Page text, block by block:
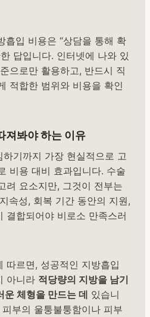
흡입 비용은 “상담을 통해 확
답입니다. 인터넷에 나와 있
으로만 활용하고, 반드시 직
적합한 범위와 비용을 확인
져봐야 하는 이유
기까지 가장 현실적으로 고
비용 대비 효과입니다. 수술
려 요소지만, 그것이 전부는
속성, 회복 기간 동안의 지원,
결합되어야 비로소 만족스러
따르면, 성공적인 지방흡입
아니라 적당량의 지방을 남기
운 체형을 만드는 데 있습니
부의 울퉁불퉁함이나 피부